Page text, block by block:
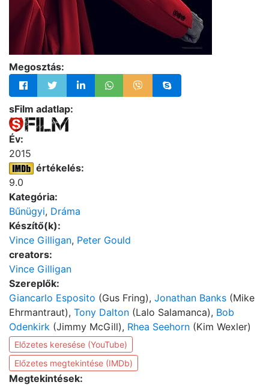
Megosztás:
sFilm adatlap:
Év:
2015
értékelés:
9.0
Kategória:
Bűnügyi, Dráma
Készítő(k):
Vince Gilligan, Peter Gould
creators:
Vince Gilligan
Szereplők:
Giancarlo Esposito (Gus Fring), Jonathan Banks (Mike
Ehrmantraut), Tony Dalton (Lalo Salamanca), Bob
Odenkirk (Jimmy McGill), Rhea Seehorn (Kim Wexler)
Előzetes keresése (YouTube)
Előzetes megtekintése (IMDb)
Megtekintések: